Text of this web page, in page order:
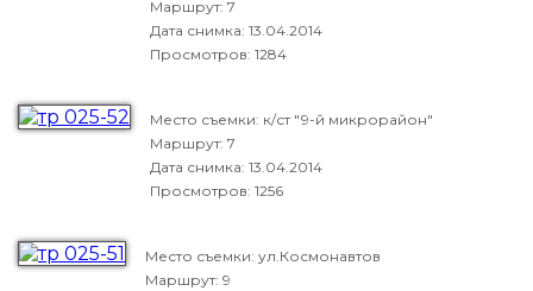
Маршрут: 7
Дата снимка: 13.04.2014
Просмотров: 1284
Место съемки: к/ст "9-й микрорайон"
Маршрут: 7
Дата снимка: 13.04.2014
Просмотров: 1256
Место съемки: ул.Космонавтов
Маршрут: 9